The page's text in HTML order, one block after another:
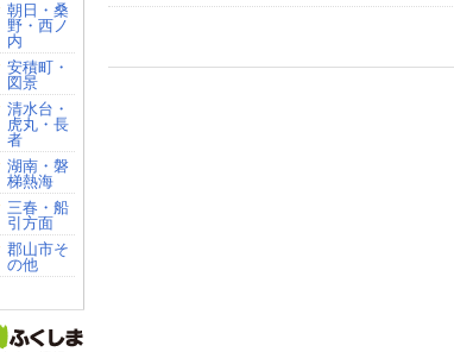
朝日・桑
野・西ノ
内
安積町・
図景
清水台・
虎丸・長
者
湖南・磐
梯熱海
三春・船
引方面
郡山市そ
の他